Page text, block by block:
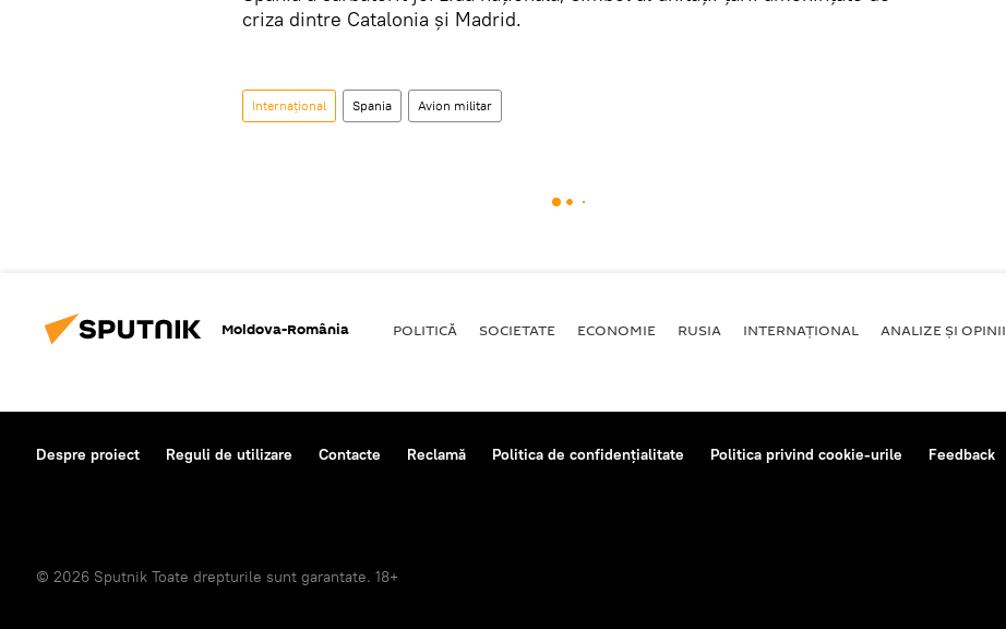
criza dintre Catalonia și Madrid.
Internaţional Spania Avion militar
Moldova-România POLITICĂ SOCIETATE ECONOMIE RUSIA INTERNAŢIONAL ANALIZE ȘI OPINII
Despre proiect Reguli de utilizare Contacte Reclamă Politica de confidențialitate Politica privind cookie-urile Feedback
© 2026 Sputnik Toate drepturile sunt garantate. 18+